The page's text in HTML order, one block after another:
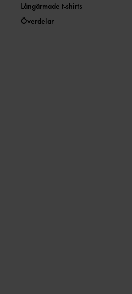
Långärmade t-shirts
Överdelar